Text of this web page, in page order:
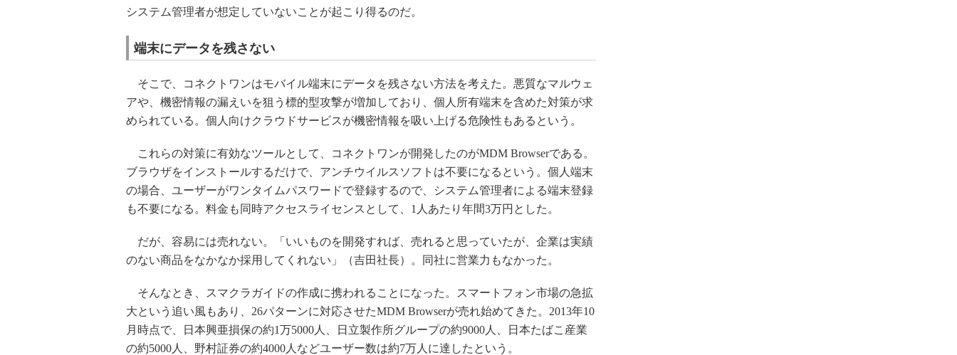
システム管理者が想定していないことが起こり得るのだ。
端末にデータを残さない
そこで、コネクトワンはモバイル端末にデータを残さない方法を考えた。悪質なマルウェ
アや、機密情報の漏えいを狙う標的型攻撃が増加しており、個人所有端末を含めた対策が求
められている。個人向けクラウドサービスが機密情報を吸い上げる危険性もあるという。
これらの対策に有効なツールとして、コネクトワンが開発したのがMDM Browserである。
ブラウザをインストールするだけで、アンチウイルスソフトは不要になるという。個人端末
の場合、ユーザーがワンタイムパスワードで登録するので、システム管理者による端末登録
も不要になる。料金も同時アクセスライセンスとして、1人あたり年間3万円とした。
だが、容易には売れない。「いいものを開発すれば、売れると思っていたが、企業は実績
のない商品をなかなか採用してくれない」（吉田社長）。同社に営業力もなかった。
そんなとき、スマクラガイドの作成に携われることになった。スマートフォン市場の急拡
大という追い風もあり、26パターンに対応させたMDM Browserが売れ始めてきた。2013年10
月時点で、日本興亜損保の約1万5000人、日立製作所グループの約9000人、日本たばこ産業
の約5000人、野村証券の約4000人などユーザー数は約7万人に達したという。